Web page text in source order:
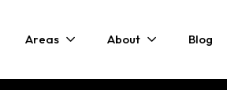
Areas About Blog